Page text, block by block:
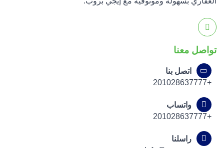
تواصل معنا
اتصل بنا
+201028637777
واتساب
+201028637777
راسلنا